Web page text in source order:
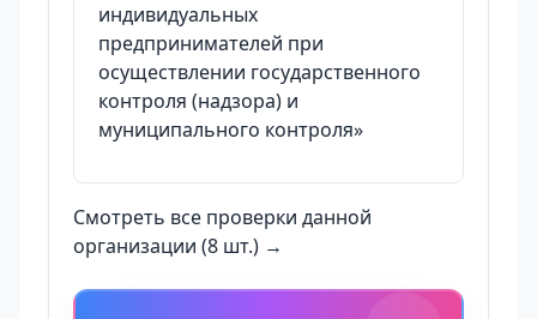
индивидуальных
предпринимателей при
осуществлении государственного
контроля (надзора) и
муниципального контроля»
Смотреть все проверки данной
организации (8 шт.) →